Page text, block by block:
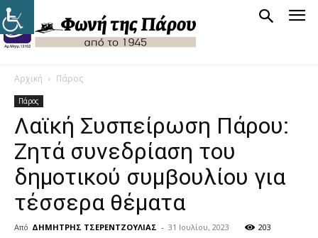
Αρχική Πάρος
Πάρος
Λαϊκή Συσπείρωση Πάρου:
Ζητά συνεδρίαση του
δημοτικού συμβουλίου για
τέσσερα θέματα
Από ΔΗΜΗΤΡΗΣ ΤΣΕΡΕΝΤΖΟΥΛΙΑΣ - 31 Ιουλίου, 2023 203